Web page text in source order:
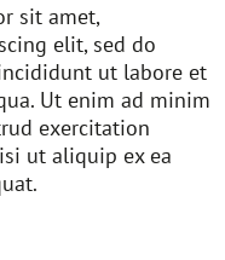
sit amet,
elit, sed do
ut labore et
Ut enim ad minim
exercitation
ut aliquip ex ea